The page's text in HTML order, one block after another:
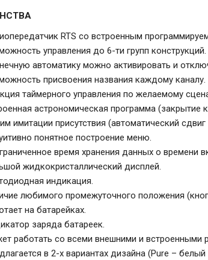
RTS cо встроенным
управления до 6-ти групп конструкций.
автоматику можно активировать и
присвоения названия каждому каналу.
таймерного управления по желаемому
астрономическая программа (закрытие
имитации присутствия (автоматический
понятное построение меню.
время хранения данных о времени
жидкокристаллический дисплей.
индикация.
любимого промежуточного положения
на батарейках.
заряда батареек.
работать со всеми внешними и встроенными
в 2-х вариантах дизайна (Pure –